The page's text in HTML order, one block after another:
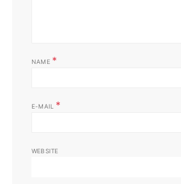
NAME *
E-MAIL *
WEBSITE